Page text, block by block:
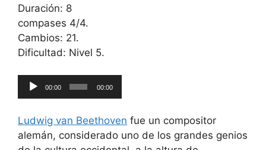
Duración: 8
compases 4/4.
Cambios: 21.
Dificultad: Nivel 5.
Reproductor
de
00:00 00:00
Ludwig van Beethoven fue un compositor
alemán, considerado uno de los grandes genios